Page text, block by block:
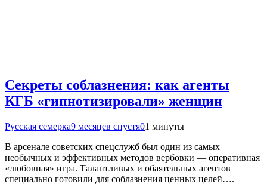
Секреты соблазнения: как агенты
КГБ «гипнотизировали» женщин
Русская семерка9 месяцев спустя01 минуты
В арсенале советских спецслужб был один из самых
необычных и эффективных методов вербовки — оперативная
«любовная» игра. Талантливых и обаятельных агентов
специально готовили для соблазнения ценных целей….